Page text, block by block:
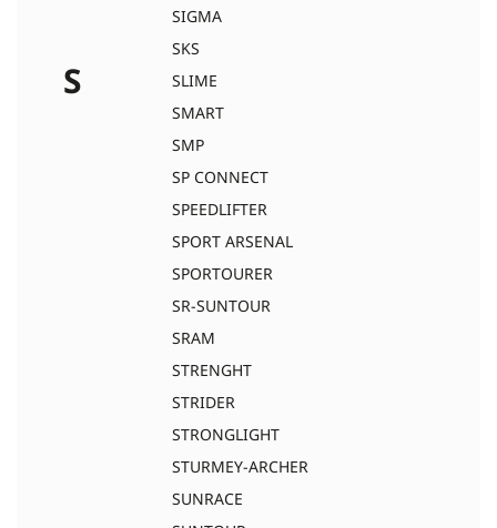
S
SIGMA
SKS
SLIME
SMART
SMP
SP CONNECT
SPEEDLIFTER
SPORT ARSENAL
SPORTOURER
SR-SUNTOUR
SRAM
STRENGHT
STRIDER
STRONGLIGHT
STURMEY-ARCHER
SUNRACE